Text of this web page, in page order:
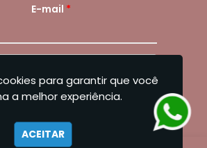
E-mail *
- Estética Dental e
para garantir que você
a melhor experiência.
ACEITAR